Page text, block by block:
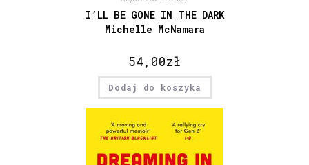
I’LL BE GONE IN THE DARK
Michelle McNamara
54,00zł
Dodaj do koszyka